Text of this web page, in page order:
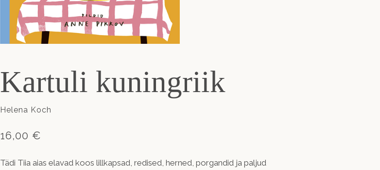
Kartuli kuningriik
Helena Koch
16,00 €
Tädi Tiia aias elavad koos lillkapsad, redised, herned, porgandid ja paljud